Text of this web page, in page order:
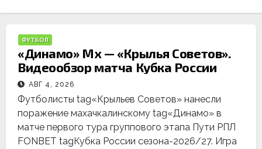
ФУТБОЛ
«Динамо» Мх — «Крылья Советов».
Видеообзор матча Кубка России
АВГ 4, 2026
Футболисты tag«Крыльев Советов» нанесли
поражение махачкалинскому tag«Динамо» в
матче первого тура группового этапа Пути РПЛ
FONBET tagКубка России сезона-2026/27. Игра